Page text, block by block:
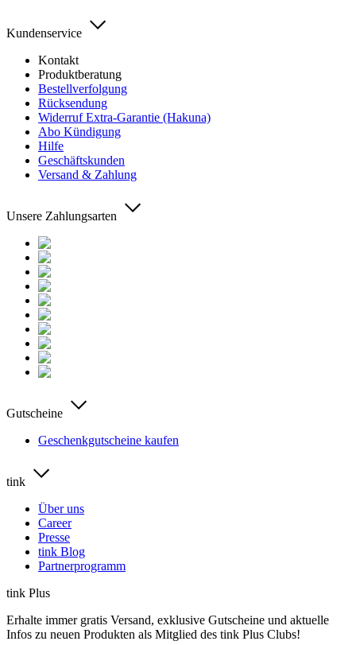
Kundenservice
Kontakt
Produktberatung
Bestellverfolgung
Rücksendung
Widerruf Extra-Garantie (Hakuna)
Abo Kündigung
Hilfe
Geschäftskunden
Versand & Zahlung
Unsere Zahlungsarten
Gutscheine
Geschenkgutscheine kaufen
tink
Über uns
Career
Presse
tink Blog
Partnerprogramm
tink Plus
Erhalte immer gratis Versand, exklusive Gutscheine und aktuelle
Infos zu neuen Produkten als Mitglied des tink Plus Clubs!